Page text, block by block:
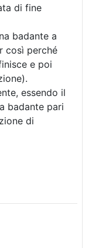
di fine
badante a
così perché
e poi
essendo il
badante pari
di